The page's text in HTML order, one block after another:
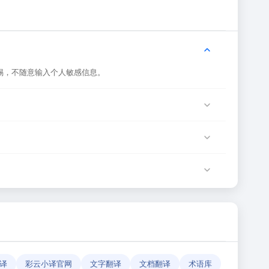
不随意输入个人敏感信息。
和有效性。
彩云小译官网 文字翻译 文档翻译 术语库